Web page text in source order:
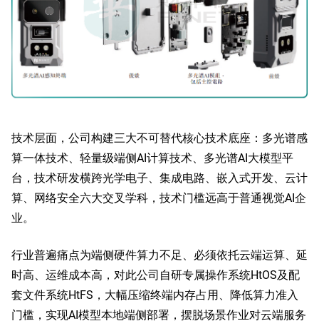
技术层面，公司构建三大不可替代核心技术底座：多光谱感
算一体技术、轻量级端侧AI计算技术、多光谱AI大模型平
台，技术研发横跨光学电子、集成电路、嵌入式开发、云计
算、网络安全六大交叉学科，技术门槛远高于普通视觉AI企
业。
行业普遍痛点为端侧硬件算力不足、必须依托云端运算、延
时高、运维成本高，对此公司自研专属操作系统HtOS及配
套文件系统HtFS，大幅压缩终端内存占用、降低算力准入
门槛，实现AI模型本地端侧部署，摆脱场景作业对云端服务